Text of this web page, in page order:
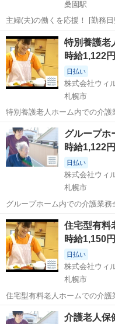
桑園駅
主婦(夫)の働くを応援！ [勤務日数]： 週1日~ 08:00~17:00 月/火/水/木/
金/土/日 などから選べます [勤務地・最寄駅]： 北海道札幌市中央区北6
条西22丁目2-3 チュリス札幌
北海道 札幌市 桑園駅
特別養護老
時給1,122円
日払い
株式会社ウィ
札幌市
特別養護老人ホーム内での介
は要介護3以上の高齢者となり
髪、洗顔、体洗い補助など) ・
け、見守り、配膳など) ・排泄...
北海道 札幌市 その他
グループホ
時給1,122円
日払い
株式会社ウィ
札幌市
グループホーム内での介護業務全般をお
の着脱補助、洗髪、洗顔、体
ポート、声掛け、見守り、配膳
守り、おむつ交換など) ...
北海道 札幌市 その他
住宅型有料
時給1,150円
日払い
株式会社ウィ
札幌市
住宅型有料老人ホームでの介護
洗髪、洗顔、体洗い補助など)
け、見守り、配膳など) ・排泄
北海道 札幌市 その他
介護老人保